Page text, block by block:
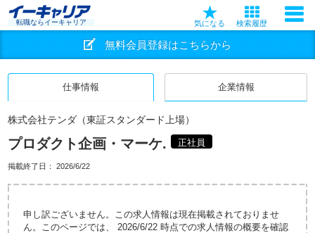
転職ならイーキャリア 気になる 検索履歴
無料会員登録はこちらから
仕事情報 企業情報
株式会社テンダ（東証スタンダード上場）
プロダクト企画・マーケ. 正社員
掲載終了日： 2026/6/22
申し訳ございません。この求人情報は現在掲載されておりませ
ん。このページでは、 2026/6/22 時点での求人情報の概要を確認